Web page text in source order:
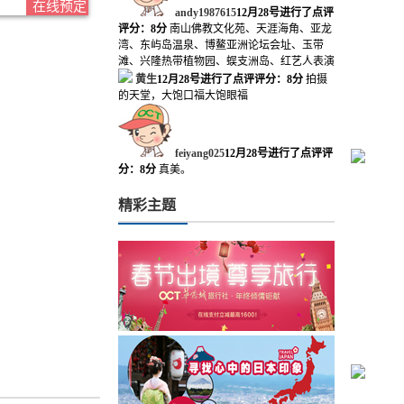
在线预定 andy198761512月28号进行了点评
评分：8分 南山佛教文化苑、天涯海角、亚龙
湾、东屿岛温泉、博鳌亚洲论坛会址、玉带
滩、兴隆热带植物园、蜈支洲岛、红艺人表演
黄生12月28号进行了点评评分：8分 拍摄
的天堂，大饱口福大饱眼福
feiyang02512月28号进行了点评评
分：8分 真美。
精彩主题